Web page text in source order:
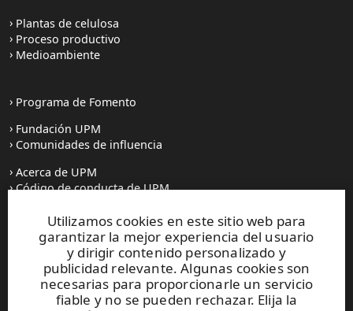
Utilizamos cookies en este sitio web para
garantizar la mejor experiencia del usuario
y dirigir contenido personalizado y
publicidad relevante. Algunas cookies son
necesarias para proporcionarle un servicio
fiable y no se pueden rechazar. Elija la
Plantas de celulosa
Proceso productivo
Medioambiente
Programa de Fomento
Fundación UPM
Comunidades de influencia
Acerca de UPM
Código de conducta de UPM
Prensa
Todas las noticias
Contacto